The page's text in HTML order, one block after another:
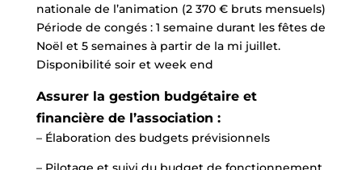
nationale de l’animation (2 370 € bruts mensuels)
Période de congés : 1 semaine durant les fêtes de
Noël et 5 semaines à partir de la mi juillet.
Disponibilité soir et week end
Assurer la gestion budgétaire et
financière de l’association :
– Élaboration des budgets prévisionnels